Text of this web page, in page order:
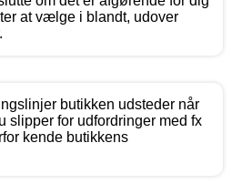
at vælge i blandt, udover
butikken udsteder når
slipper for udfordringer med fx
kende butikkens